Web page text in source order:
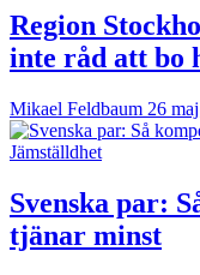
Region
inte råd att bo
Mikael Feldbaum 26
Jämställdhet
Svenska par:
tjänar minst